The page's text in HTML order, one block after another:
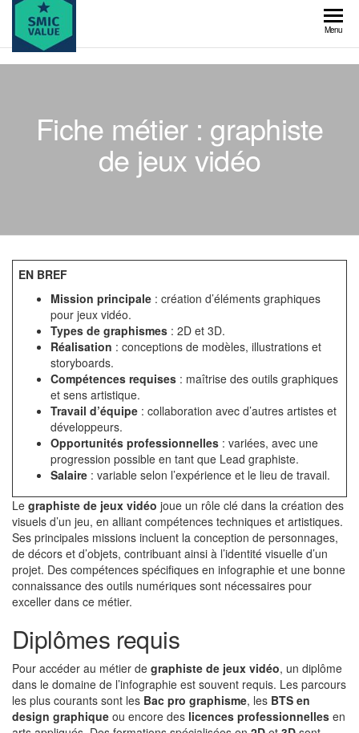
Skip
the
content
value
Menu
Fiche métier : graphiste
de jeux vidéo
EN BREF
Mission principale : création d’éléments graphiques
pour jeux vidéo.
Types de graphismes : 2D et 3D.
Réalisation : conceptions de modèles, illustrations et
storyboards.
Compétences requises : maîtrise des outils graphiques
et sens artistique.
Travail d’équipe : collaboration avec d’autres artistes et
développeurs.
Opportunités professionnelles : variées, avec une
progression possible en tant que Lead graphiste.
Salaire : variable selon l’expérience et le lieu de travail.
Le graphiste de jeux vidéo joue un rôle clé dans la création des
visuels d’un jeu, en alliant compétences techniques et artistiques.
Ses principales missions incluent la conception de personnages,
de décors et d’objets, contribuant ainsi à l’identité visuelle d’un
projet. Des compétences spécifiques en infographie et une bonne
connaissance des outils numériques sont nécessaires pour
exceller dans ce métier.
Diplômes requis
Pour accéder au métier de graphiste de jeux vidéo, un diplôme
dans le domaine de l’infographie est souvent requis. Les parcours
les plus courants sont les Bac pro graphisme, les BTS en
design graphique ou encore des licences professionnelles en